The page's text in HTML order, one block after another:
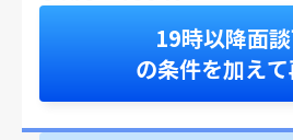
19時以降面
の条件を加え